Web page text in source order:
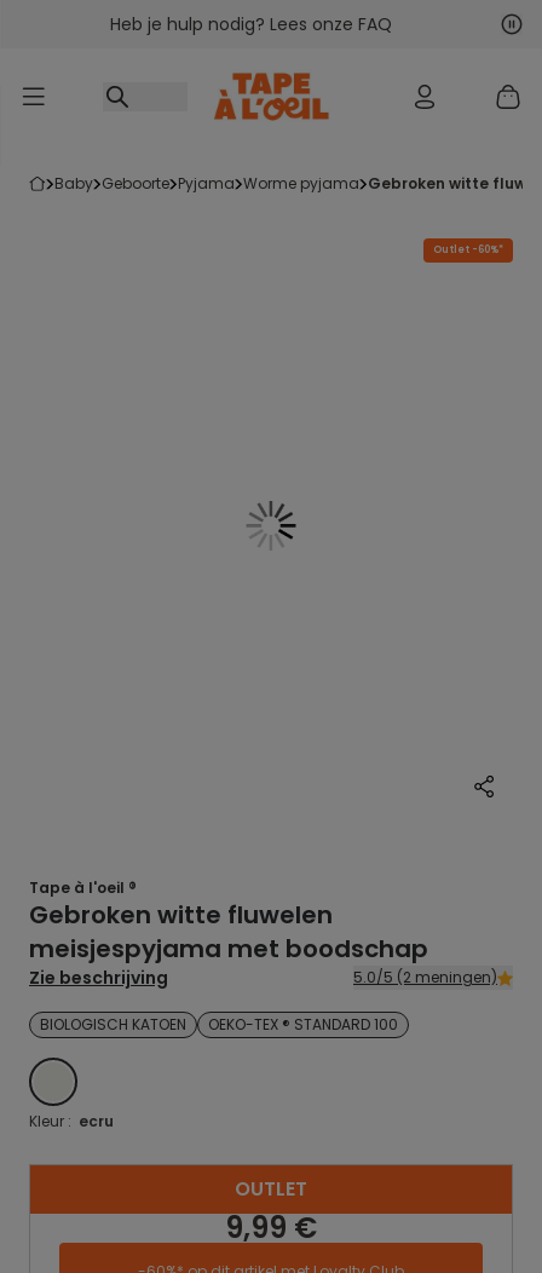
Ga naar inhoudHeb je hulp nodig? Lees onze FAQ
baby geboorte pyjama worme pyjama gebroken witte
Outlet -60%*
Tape à l'oeil ®
Gebroken witte fluwelen
meisjespyjama met boodschap
Zie beschrijving 5.0/5 (2 meningen)
BIOLOGISCH KATOEN OEKO-TEX ® STANDARD 100
ECRU
Kleur : ecru
OUTLET
9,99 €